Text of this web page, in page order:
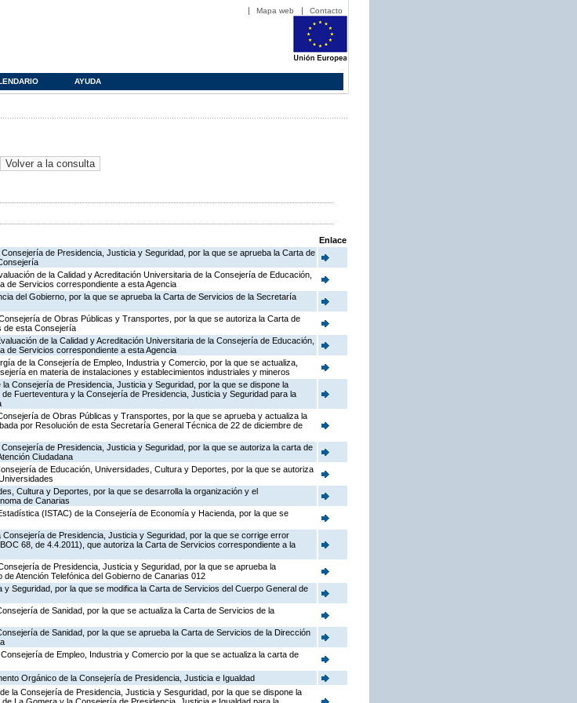
Mapa web Contacto
AYUDA
Enlace
de Presidencia, Justicia y Seguridad, por la que se aprueba la Carta de
de la Calidad y Acreditación Universitaria de la Consejería de Educación,
de Servicios correspondiente a esta Agencia
del Gobierno, por la que se aprueba la Carta de Servicios de la Secretaría
de Obras Públicas y Transportes, por la que se autoriza la Carta de
de esta Consejería
de la Calidad y Acreditación Universitaria de la Consejería de Educación,
de Servicios correspondiente a esta Agencia
de la Consejería de Empleo, Industria y Comercio, por la que se actualiza,
en materia de instalaciones y establecimientos industriales y mineros
Consejería de Presidencia, Justicia y Seguridad, por la que se dispone la
Fuerteventura y la Consejería de Presidencia, Justicia y Seguridad para la
de Obras Públicas y Transportes, por la que se aprueba y actualiza la
por Resolución de esta Secretaría General Técnica de 22 de diciembre de
de Presidencia, Justicia y Seguridad, por la que se autoriza la carta de
Ciudadana
de Educación, Universidades, Cultura y Deportes, por la que se autoriza
Cultura y Deportes, por la que se desarrolla la organización y el
de Canarias
(ISTAC) de la Consejería de Economía y Hacienda, por la que se
de Presidencia, Justicia y Seguridad, por la que se corrige error
68, de 4.4.2011), que autoriza la Carta de Servicios correspondiente a la
de Presidencia, Justicia y Seguridad, por la que se aprueba la
Atención Telefónica del Gobierno de Canarias 012
Seguridad, por la que se modifica la Carta de Servicios del Cuerpo General de
de Sanidad, por la que se actualiza la Carta de Servicios de la
de Sanidad, por la que se aprueba la Carta de Servicios de la Dirección
de Empleo, Industria y Comercio por la que se actualiza la carta de
Orgánico de la Consejería de Presidencia, Justicia e Igualdad
la Consejería de Presidencia, Justicia y Sesguridad, por la que se dispone la